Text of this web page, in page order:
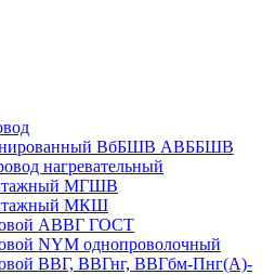
ВбБШВ АВББШВ
нагревательный
МГШВ
МКШ
АВВГ ГОСТ
NYM однопроволочный
ВВГ, ВВГнг, ВВГбм-Пнг(А)-